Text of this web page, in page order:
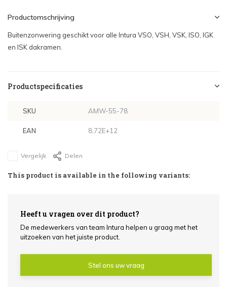
Maat: 78x118cm - €109,13
Maat: 94x118cm - €123,71
Maat: 94x140cm - €123,71
Maat: 114x118cm - €135,06
Maat: 114x140cm - €135,06
Maat: 78x160cm - €117,77
Maat: 94x160cm - €132,35
Productomschrijving
Buitenzonwering geschikt voor alle Intura VSO, VSH, VSK, ISO, IGK
en ISK dakramen.
Productspecificaties
SKU AMW-55-78
EAN 8,72E+12
Vergelijk Delen
This product is available in the following variants:
Heeft u vragen over dit product?
De medewerkers van team Intura helpen u graag met het
uitzoeken van het juiste product.
Stel ons uw vraag